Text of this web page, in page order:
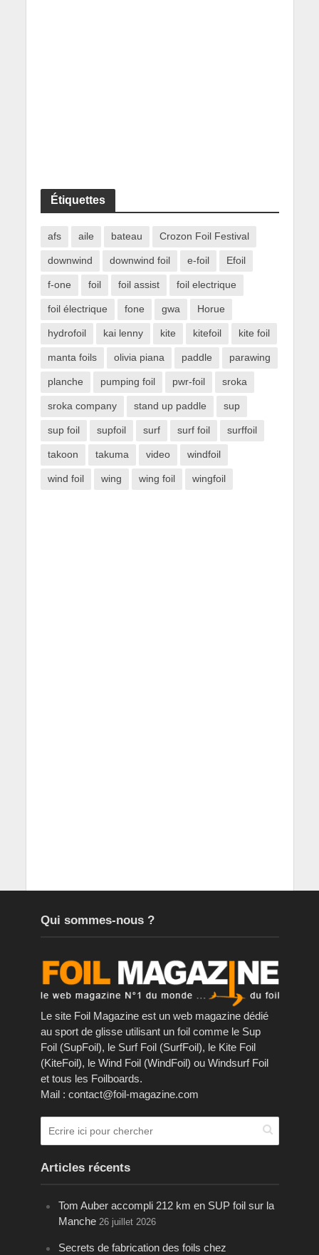
Étiquettes
afs aile bateau Crozon Foil Festival
downwind downwind foil e-foil Efoil
f-one foil foil assist foil electrique
foil électrique fone gwa Horue
hydrofoil kai lenny kite kitefoil kite foil
manta foils olivia piana paddle parawing
planche pumping foil pwr-foil sroka
sroka company stand up paddle sup
sup foil supfoil surf surf foil surffoil
takoon takuma video windfoil
wind foil wing wing foil wingfoil
Qui sommes-nous ?
Le site Foil Magazine est un web magazine dédié
au sport de glisse utilisant un foil comme le Sup
Foil (SupFoil), le Surf Foil (SurfFoil), le Kite Foil
(KiteFoil), le Wind Foil (WindFoil) ou Windsurf Foil
et tous les Foilboards.
Mail : contact@foil-magazine.com
Articles récents
Tom Auber accompli 212 km en SUP foil sur la
Manche 26 juillet 2026
Secrets de fabrication des foils chez